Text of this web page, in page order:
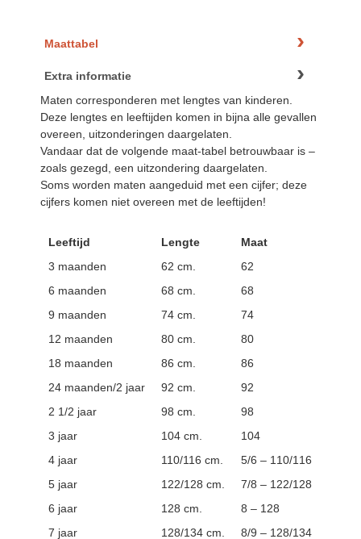
Maattabel
Extra informatie
Maten corresponderen met lengtes van kinderen.
Deze lengtes en leeftijden komen in bijna alle gevallen
overeen, uitzonderingen daargelaten.
Vandaar dat de volgende maat-tabel betrouwbaar is –
zoals gezegd, een uitzondering daargelaten.
Soms worden maten aangeduid met een cijfer; deze
cijfers komen niet overeen met de leeftijden!
Leeftijd Lengte
Maat
3 maanden
62 cm.
62
6 maanden
68 cm.
68
9 maanden
74 cm.
74
12 maanden
80 cm.
80
18 maanden
86 cm.
86
24 maanden/2 jaar
92 cm.
92
2 1/2 jaar
98 cm.
98
3 jaar
104 cm.
104
4 jaar
110/116 cm.
5/6 – 110/116
5 jaar
122/128 cm.
7/8 – 122/128
6 jaar
128 cm.
8 – 128
7 jaar
128/134 cm. 8/9 – 128/134